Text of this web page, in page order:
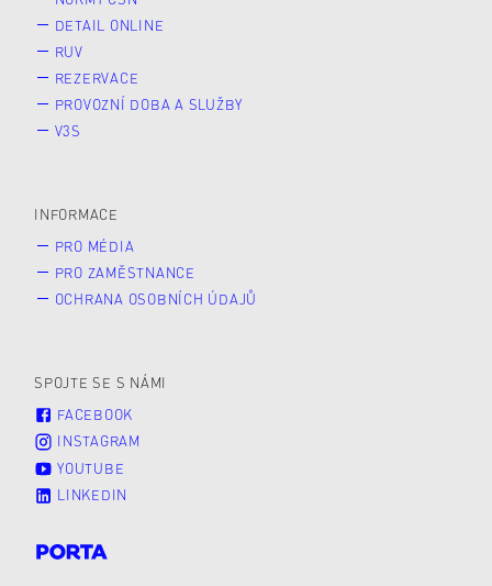
DETAIL ONLINE
RUV
REZERVACE
PROVOZNÍ DOBA A SLUŽBY
V3S
INFORMACE
PRO MÉDIA
PRO ZAMĚSTNANCE
OCHRANA OSOBNÍCH ÚDAJŮ
SPOJTE SE S NÁMI
FACEBOOK
INSTAGRAM
YOUTUBE
LINKEDIN